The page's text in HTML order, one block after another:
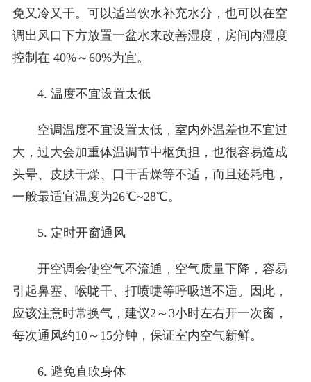
免又冷又干。可以适当饮水补充水分，也可以在空
调出风口下方放置一盆水来改善湿度，房间内湿度
控制在 40%～60%为宜。
4. 温度不宜设置太低
空调温度不宜设置太低，室内外温差也不宜过
大，过大会加重体温调节中枢负担，也很容易造成
头晕、皮肤干燥、口干舌燥等不适，而且还耗电，
一般最适宜温度为26℃~28℃。
5. 定时开窗通风
开空调会使空气不流通，空气质量下降，容易
引起鼻塞、喉咙干、打喷嚏等呼吸道不适。因此，
应该注意时常换气，建议2～3小时左右开一次窗，
每次通风约10～15分钟，保证室内空气新鲜。
6. 避免直吹身体